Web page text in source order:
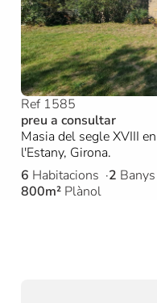
Ref 1585
preu a consultar
Masia del segle XVIII
l'Estany, Girona.
6 Habitacions 2 Banys
800m² Plànol